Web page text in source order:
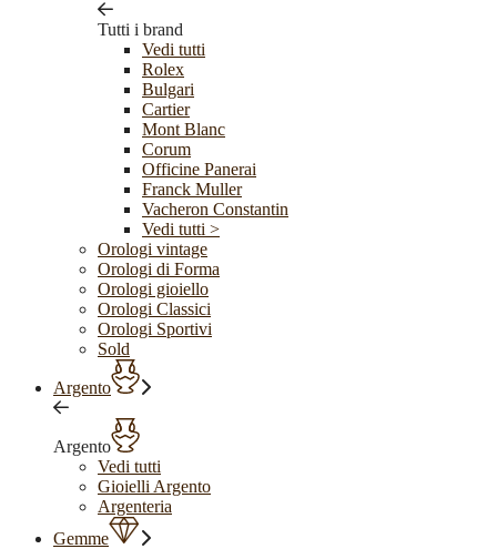
Tutti i brand
Vedi tutti
Rolex
Bulgari
Cartier
Mont Blanc
Corum
Officine Panerai
Franck Muller
Vacheron Constantin
Vedi tutti >
Orologi vintage
Orologi di Forma
Orologi gioiello
Orologi Classici
Orologi Sportivi
Sold
Argento
Argento
Vedi tutti
Gioielli Argento
Argenteria
Gemme